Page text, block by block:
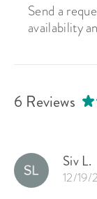
Send a
availability
6 Reviews
Siv L.
12/